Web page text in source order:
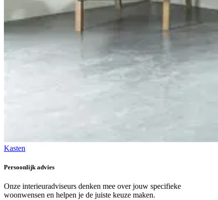
Kasten
Persoonlijk advies
Onze interieuradviseurs denken mee over jouw specifieke
woonwensen en helpen je de juiste keuze maken.